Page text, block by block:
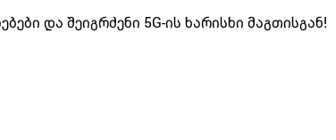
და შეიგრძენი 5G-ის ხარისხი მაგთისგან!